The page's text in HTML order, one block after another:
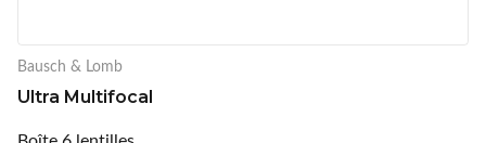
Bausch & Lomb
Ultra Multifocal